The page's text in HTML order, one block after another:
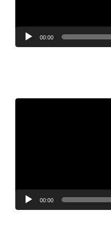
00:00
Video
00:00